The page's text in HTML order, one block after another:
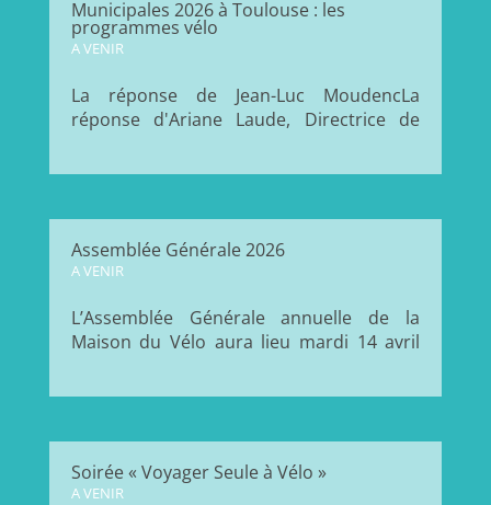
moment...
Municipales 2026 à Toulouse : les
programmes vélo
A VENIR
La réponse de Jean-Luc MoudencLa
réponse d'Ariane Laude, Directrice de
aménagements de voirie ? Au delà des
aménagements de voirie, nous prévoyons
les...
Assemblée Générale 2026
A VENIR
L’Assemblée Générale annuelle de la
Maison du Vélo aura lieu mardi 14 avril
menées au cours de l’année écoulée, de
présenter les perspectives à venir et de...
Soirée « Voyager Seule à Vélo »
A VENIR